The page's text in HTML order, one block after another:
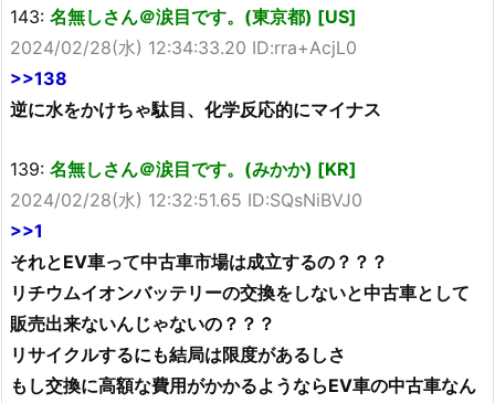
143: 名無しさん＠涙目です。(東京都) [US]
2024/02/28(水) 12:34:33.20 ID:rra+AcjL0
>>138
逆に水をかけちゃ駄目、化学反応的にマイナス
139: 名無しさん＠涙目です。(みかか) [KR]
2024/02/28(水) 12:32:51.65 ID:SQsNiBVJ0
>>1
それとEV車って中古車市場は成立するの？？？
リチウムイオンバッテリーの交換をしないと中古車として
販売出来ないんじゃないの？？？
リサイクルするにも結局は限度があるしさ
もし交換に高額な費用がかかるようならEV車の中古車なん